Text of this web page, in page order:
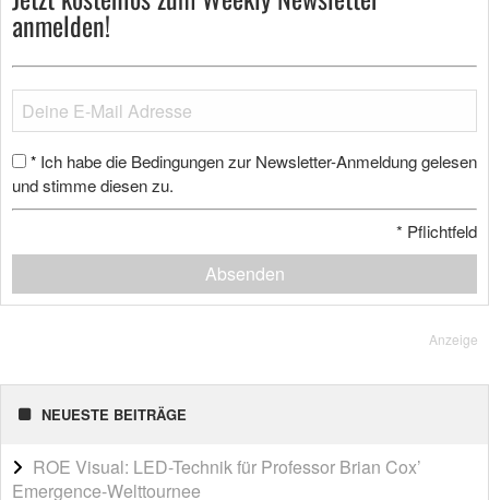
anmelden!
* Ich habe die Bedingungen zur Newsletter-Anmeldung gelesen
und stimme diesen zu.
* Pflichtfeld
Absenden
Anzeige
NEUESTE BEITRÄGE
ROE Visual: LED-Technik für Professor Brian Cox’
Emergence-Welttournee